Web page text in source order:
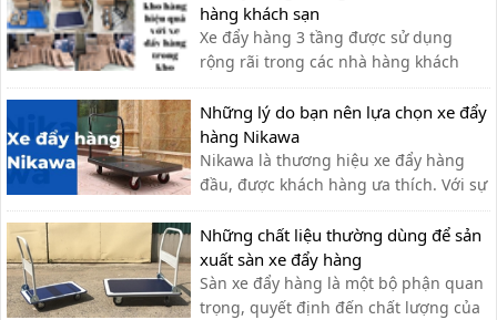
hàng cũng có thể được sử dụng tạo
văn phòng cho nhiều công việc khác
nhau như: chở tài liệu, chở bình n...
hàng khách sạn
Xe đẩy hàng 3 tầng được sử dụng
rộng rãi trong các nhà hàng khách
sạn bởi sự tiện ích. Với thiết kế thanh
lịch, tính ứng dụng cao, các loại xe
đẩy hàng nhiều tầng là sự lựa chọn tối
ưu nhất cho các nhà hàng. Xe đẩy 3
tầng được ứng dụng như […]
Những lý do bạn nên lựa chọn xe đẩy
hàng Nikawa
Nikawa là thương hiệu xe đẩy hàng
đầu, được khách hàng ưa thích. Với sự
tiện lợi, bền đẹp, xe đẩy hàng Nikawa
chưa bao giờ khiến khách hàng thất
vọng.
Những chất liệu thường dùng để sản
xuất sàn xe đẩy hàng
Sàn xe đẩy hàng là một bộ phận quan
trọng, quyết định đến chất lượng của